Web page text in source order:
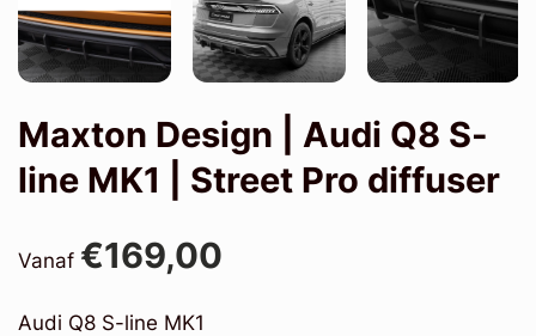
Maxton Design | Audi Q8 S-
line MK1 | Street Pro diffuser
Vanaf €169,00
Audi Q8 S-line MK1